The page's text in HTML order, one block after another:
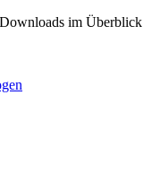
im Überblick